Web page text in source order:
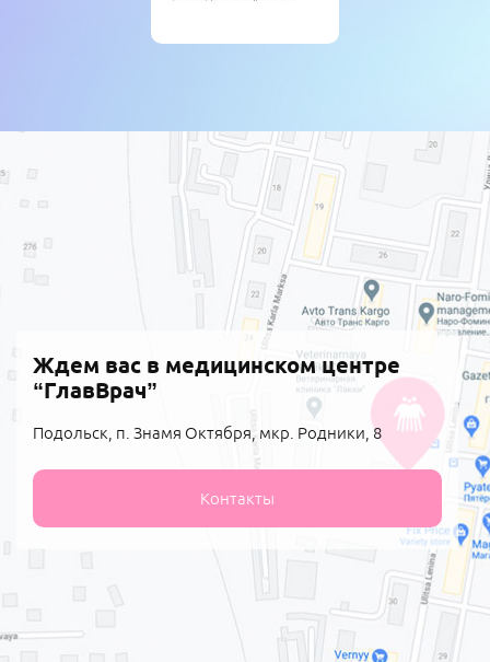
Ждем вас в медицинском центре
“ГлавВрач”
Подольск, п. Знамя Октября, мкр. Родники, 8
Контакты